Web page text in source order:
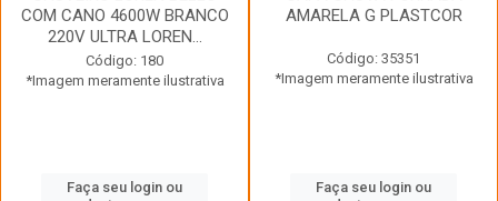
COM CANO 4600W BRANCO
220V ULTRA LOREN...
Código: 180
*Imagem meramente ilustrativa
Faça seu login ou
AMARELA G PLASTCOR
Código: 35351
*Imagem meramente ilustrativa
Faça seu login ou